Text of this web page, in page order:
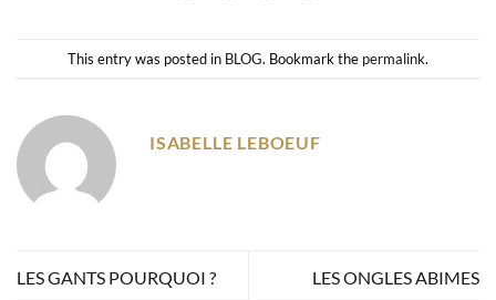
This entry was posted in BLOG. Bookmark the permalink.
ISABELLE LEBOEUF
LES GANTS POURQUOI ? LES ONGLES ABIMES